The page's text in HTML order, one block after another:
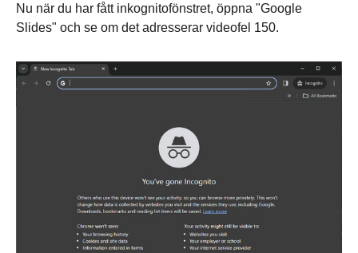
Nu när du har fått inkognitofönstret, öppna "Google
Slides" och se om det adresserar videofel 150.